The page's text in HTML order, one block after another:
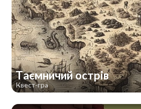
Таємничий острів
Квест-гра